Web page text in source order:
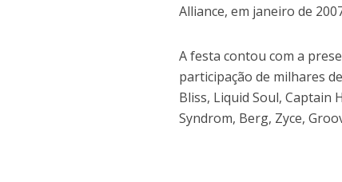
Alliance, em janeiro de
A festa contou com a
participação de milhares
Bliss, Liquid Soul, Captain
Syndrom, Berg, Zyce,